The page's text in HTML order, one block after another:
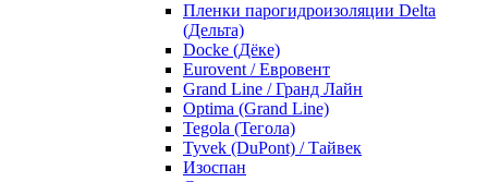
Пленки парогидроизоляции Delta
(Дельта)
Docke (Дёке)
Eurovent / Евровент
Grand Line / Гранд Лайн
Optima (Grand Line)
Tegola (Тегола)
Tyvek (DuPont) / Тайвек
Изоспан